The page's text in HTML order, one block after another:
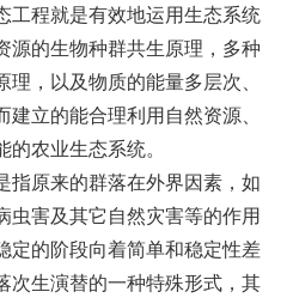
工程就是有效地运用生态系统
源的生物种群共生原理，多种
，以及物质的能量多层次、
立的能合理利用自然资源、
农业生态系统。
指原来的群落在外界因素，如
虫害及其它自然灾害等的作用
定的阶段向着简单和稳定性差
次生演替的一种特殊形式，其